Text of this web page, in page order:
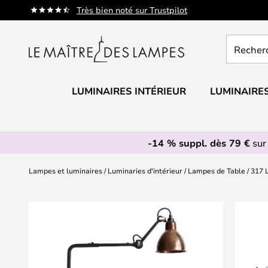
Très bien noté sur Trustpilot
Allez
au
un
LUMINAIRES INTÉRIEUR
-14 % suppl. dès 79 €
Lampes et luminaires Luminaries d'intérieur Lampes de Table 317